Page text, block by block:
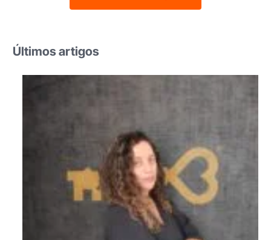
Últimos artigos